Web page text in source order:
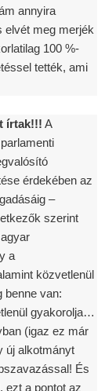
annyira
elvét meg merjék
100 %-
tették, ami
írtak!!! A
érdekében az
–
szerint
a
közvetlenül
benne van:
gyakorolja…
(igaz ez már
új alkotmányt
És
ezt a pontot az